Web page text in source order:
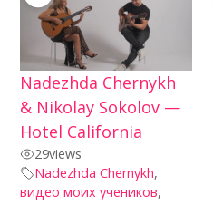
Nadezhda Chernykh
& Nikolay Sokolov —
Hotel California
29views
Nadezhda Chernykh,
видео моих учеников,